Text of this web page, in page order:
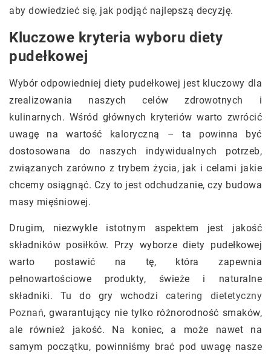
aby dowiedzieć się, jak podjąć najlepszą decyzję.
Kluczowe kryteria wyboru diety
pudełkowej
Wybór odpowiedniej diety pudełkowej jest kluczowy dla
zrealizowania naszych celów zdrowotnych i
kulinarnych. Wśród głównych kryteriów warto zwrócić
uwagę na wartość kaloryczną – ta powinna być
dostosowana do naszych indywidualnych potrzeb,
związanych zarówno z trybem życia, jak i celami jakie
chcemy osiągnąć. Czy to jest odchudzanie, czy budowa
masy mięśniowej.
Drugim, niezwykle istotnym aspektem jest jakość
składników posiłków. Przy wyborze diety pudełkowej
warto postawić na tę, która zapewnia
pełnowartościowe produkty, świeże i naturalne
składniki. Tu do gry wchodzi catering dietetyczny
Poznań, gwarantujący nie tylko różnorodność smaków,
ale również jakość. Na koniec, a może nawet na
samym początku, powinniśmy brać pod uwagę nasze